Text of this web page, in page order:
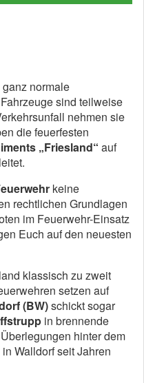
normale
sind teilweise
nehmen sie
die feuerfesten
„Friesland“ auf
keine
rechtlichen Grundlagen
im Feuerwehr-Einsatz
Euch auf den neuesten
klassisch zu zweit
setzen auf
(BW)schickt sogar
in brennende
hinter dem
Walldorf seit Jahren